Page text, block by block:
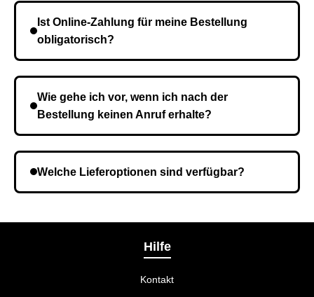
Kurierdienst und die Zeit hängt davon ab.
Ist Online-Zahlung für meine Bestellung
obligatorisch?
Wie gehe ich vor, wenn ich nach der
Bestellung keinen Anruf erhalte?
und wiederholen Sie gegebenenfalls die Bestellung.
Welche Lieferoptionen sind verfügbar?
Liefermethode wählen, die am besten zu Ihnen
Hilfe
Kontakt